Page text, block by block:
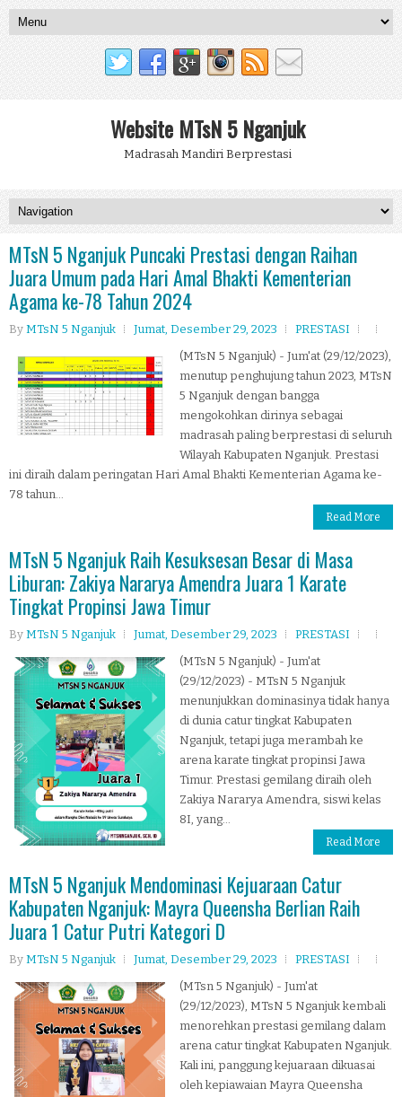
Website MTsN 5 Nganjuk
Madrasah Mandiri Berprestasi
MTsN 5 Nganjuk Puncaki Prestasi dengan Raihan
Juara Umum pada Hari Amal Bhakti Kementerian
Agama ke-78 Tahun 2024
By MTsN 5 Nganjuk Jumat, Desember 29, 2023
PRESTASI
(MTsN 5 Nganjuk) - Jum'at (29/12/2023),
menutup penghujung tahun 2023, MTsN
5 Nganjuk dengan bangga
mengokohkan dirinya sebagai
madrasah paling berprestasi di seluruh
Wilayah Kabupaten Nganjuk. Prestasi
ini diraih dalam peringatan Hari Amal Bhakti Kementerian Agama ke-
78 tahun...
Read More
MTsN 5 Nganjuk Raih Kesuksesan Besar di Masa
Liburan: Zakiya Nararya Amendra Juara 1 Karate
Tingkat Propinsi Jawa Timur
By MTsN 5 Nganjuk Jumat, Desember 29, 2023
PRESTASI
(MTsN 5 Nganjuk) - Jum'at
(29/12/2023) - MTsN 5 Nganjuk
menunjukkan dominasinya tidak hanya
di dunia catur tingkat Kabupaten
Nganjuk, tetapi juga merambah ke
arena karate tingkat propinsi Jawa
Timur. Prestasi gemilang diraih oleh
Zakiya Nararya Amendra, siswi kelas
8I, yang...
Read More
MTsN 5 Nganjuk Mendominasi Kejuaraan Catur
Kabupaten Nganjuk: Mayra Queensha Berlian Raih
Juara 1 Catur Putri Kategori D
By MTsN 5 Nganjuk Jumat, Desember 29, 2023
PRESTASI
(MTsn 5 Nganjuk) - Jum'at
(29/12/2023), MTsN 5 Nganjuk kembali
menorehkan prestasi gemilang dalam
arena catur tingkat Kabupaten Nganjuk.
Kali ini, panggung kejuaraan dikuasai
oleh kepiawaian Mayra Queensha